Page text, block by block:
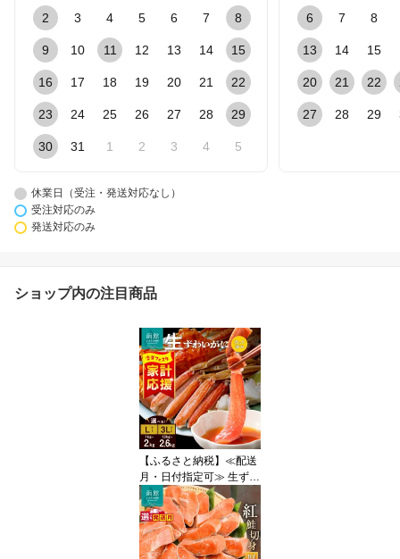
2 3 4 5 6 7 8
9 10 11 12 13 14 15
16 17 18 19 20 21 22
23 24 25 26 27 28 29
30 31 1 2 3 4 5
6 7 8
13 14 15
20 21 22
27 28 29
休業日（受注・発送対応なし）
受注対応のみ
発送対応のみ
ショップ内の注目商品
【ふるさと納税】≪配送
月・日付指定可≫ 生ずわ
いがに カット済み 選べ
る 内容量 L～3Lサイズ
丸ごとカット 蟹 殻処理
済み 手間いらず 簡単 食